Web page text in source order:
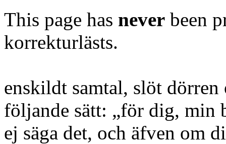
This page has never been
korrekturlästs.
enskildt samtal, slöt
följande sätt: „för dig, min
ej säga det, och äfven om